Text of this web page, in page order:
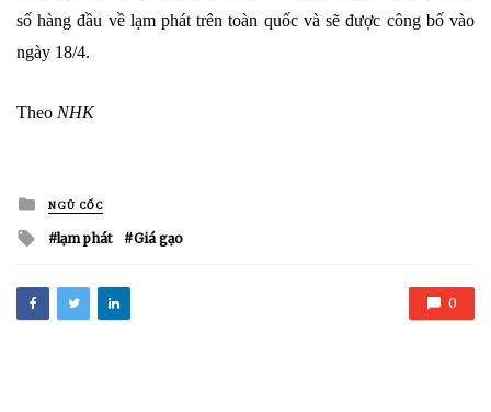
số hàng đầu về lạm phát trên toàn quốc và sẽ được công bố vào
ngày 18/4.
Theo NHK
Posted
in
NGŨ CỐC
Tagged
with
lạm phát Giá gạo
0